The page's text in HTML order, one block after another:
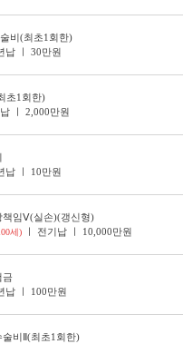
비(최초1회한)
납 ㅣ 30만원
초1회한)
ㅣ 2,000만원
납 ㅣ 10만원
책임Ⅴ(실손)(갱신형)
세)ㅣ 전기납 ㅣ 10,000만원
금
납 ㅣ 100만원
비Ⅱ(최초1회한)